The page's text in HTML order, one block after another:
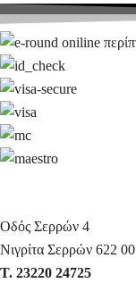
Οδός Σερρών 4
Νιγρίτα Σερρών 622 00
Τ. 23220 24725